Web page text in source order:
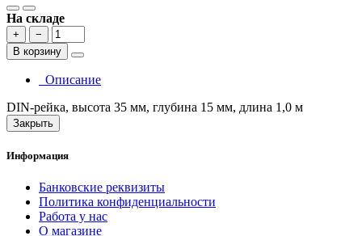
На складе
+
−
В корзину
Описание
DIN-рейка, высота 35 мм, глубина 15 мм, длина 1,0 м
Закрыть
Информация
Банковские реквизиты
Политика конфиденциальности
Работа у нас
О магазине